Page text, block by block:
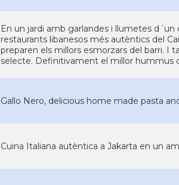
En un jardi amb garlandes i llumetes
restaurants libanesos més autèntics del
preparen els millors esmorzars del barri.
selecte. Definitivament el millor hummus
Gallo Nero, delicious home made pasta
Cuina Italiana autèntica a Jakarta en un